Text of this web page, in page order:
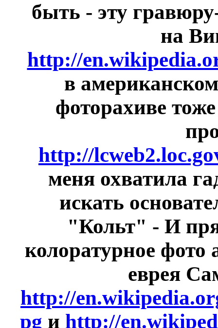
быть - эту
на
http://
в
фоторахиве
http://
меня охватила
искать
"Кольт" - И
колоратурное фото
еврея
http://
pg и http://